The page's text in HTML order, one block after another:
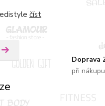
číst
Doprava
při